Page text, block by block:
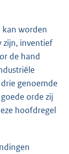
worden
zijn, inventief
de hand
genoemde
orde zij
hoofdregel